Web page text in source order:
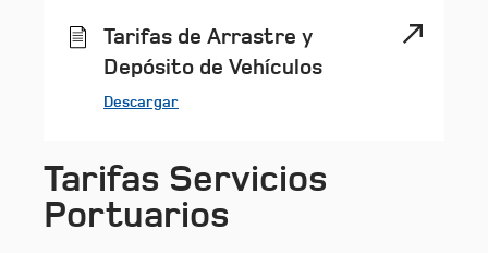
Tarifas de Arrastre y
Depósito de Vehículos
Descargar
Tarifas Servicios
Portuarios